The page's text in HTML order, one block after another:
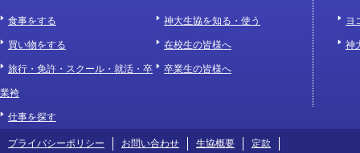
食事をする
買い物をする
旅行・免許・スクール・就活・卒
業袴
仕事を探す
神大生協を知る・使う
在校生の皆様へ
卒業生の皆様へ
ヨ
神
プライバシーポリシー お問い合わせ 生協概要 定款